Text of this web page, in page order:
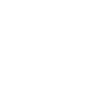
laboratoire, cette dernière –
designée en fonction des
sécurisés.
des prothèses nous permet
prothèse identique, même
d’empreintes.